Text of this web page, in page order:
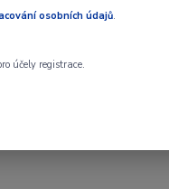
Dárkové poukazy
osobních údajů.
účely registrace.